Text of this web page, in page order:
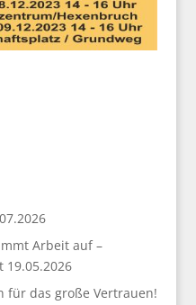
Arbeit auf –
19.05.2026
für das große Vertrauen!